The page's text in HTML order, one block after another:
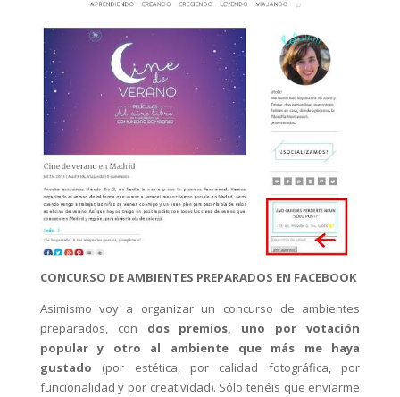
CONCURSO DE AMBIENTES PREPARADOS EN FACEBOOK
Asimismo voy a organizar un concurso de ambientes
preparados, con dos premios, uno por votación
popular y otro al ambiente que más me haya
gustado (por estética, por calidad fotográfica, por
funcionalidad y por creatividad). Sólo tenéis que enviarme